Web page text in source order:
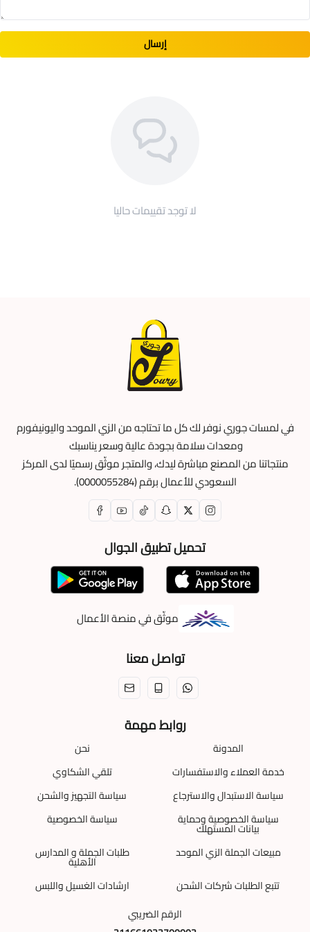
سهلة الاستخدام:كل ما عليك فعله هو تعليق الكمامة
باستخدام الأربطة المطاطية، فهي تضمن ثبات دائم في
مكانها ومرونة عالية حول الأذنين.
لن تشعر بوجودها، كما أنها جيدة التهوية
بالتالي لن تشعر بوجود ضيق في التنفس.
لمن يعانون من الحساسية ومرتدي النظارات.
اطلب الآن كمامات يوني فورم لون كحلي ثلاث طبقات
ومصممة خصياً لتوفير أكبر قدر من الراحة عند الارتداء والتنفس،
لا تتردد في الحصول عليها لضمان تنقّل أمن، فهي متوفرة
لعملائنا الأكارم بسعر معقول ومميز للغاية.
إرسال
لا توجد تقييمات حاليا
في لمسات جوري نوفر لك كل ما تحتاجه من الزي الموحد واليونيفورم
ومعدات سلامة بجودة عالية وسعر يناسبك
منتجاتنا من المصنع مباشرة ليدك، والمتجر موثّق رسميًا لدى المركز
السعودي للأعمال برقم (0000055284).
تحميل تطبيق الجوال
موثّق في منصة الأعمال
تواصل معنا
روابط مهمة
المدونة
نحن
خدمة العملاء والاستفسارات
تلقي الشكاوي
سياسة الاستبدال والاسترجاع
سياسة التجهيز والشحن
سياسة الخصوصية وحماية
بيانات المستهلك
سياسة الخصوصية
مبيعات الجملة الزي الموحد
طلبات الجملة و المدارس
الأهلية
تتبع الطلبات شركات الشحن
ارشادات الغسيل واللبس
الرقم الضريبي